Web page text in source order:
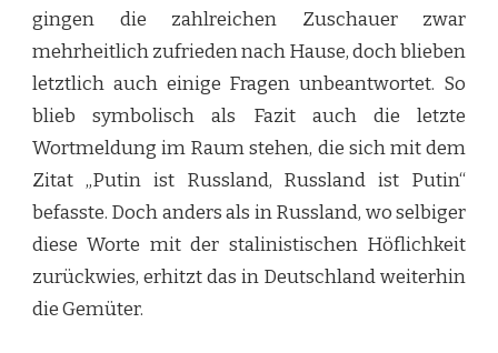
gingen die zahlreichen Zuschauer zwar
mehrheitlich zufrieden nach Hause, doch blieben
letztlich auch einige Fragen unbeantwortet. So
blieb symbolisch als Fazit auch die letzte
Wortmeldung im Raum stehen, die sich mit dem
Zitat „Putin ist Russland, Russland ist Putin“
befasste. Doch anders als in Russland, wo selbiger
diese Worte mit der stalinistischen Höflichkeit
zurückwies, erhitzt das in Deutschland weiterhin
die Gemüter.